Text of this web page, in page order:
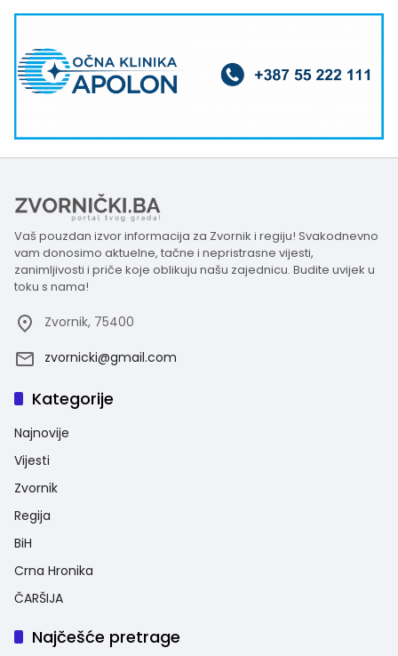
Vaš pouzdan izvor informacija za Zvornik i regiju! Svakodnevno
vam donosimo aktuelne, tačne i nepristrasne vijesti,
zanimljivosti i priče koje oblikuju našu zajednicu. Budite uvijek u
toku s nama!
Zvornik, 75400
zvornicki@gmail.com
Kategorije
Najnovije
Vijesti
Zvornik
Regija
BiH
Crna Hronika
ČARŠIJA
Najčešće pretrage